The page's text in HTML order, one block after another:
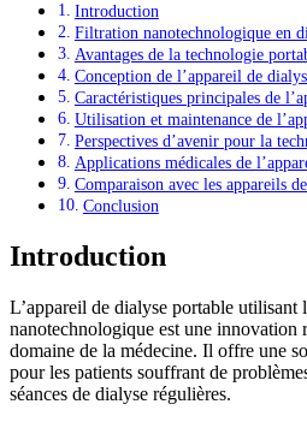
Introduction
Filtration nanotechnologique en
Avantages de la technologie
Conception de l’appareil de
Caractéristiques principales de
Utilisation et maintenance de
Perspectives d’avenir pour la
Applications médicales de
Comparaison avec les appareils
Conclusion
Introduction
L’appareil de dialyse portable utilisant
nanotechnologique est une innovation
domaine de la médecine. Il offre une
pour les patients souffrant de
séances de dialyse régulières.